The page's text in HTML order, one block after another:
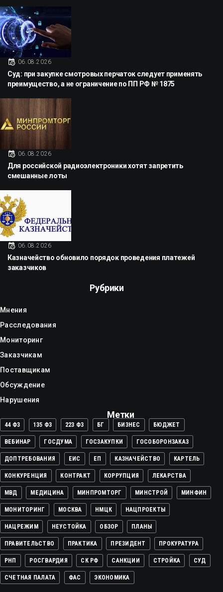
06.08.2026
Суд: при закупке смотровых перчаток следует применять
преимущество, а не ограничение по ПП РФ № 1875
06.08.2026
Для российской радиоэлектроники хотят запретить
смешанные лоты
06.08.2026
Казначейство обновило порядок проведения платежей
заказчиков
Рубрики
Мнения
Расследования
Мониторинг
Заказчикам
Поставщикам
Обсуждение
Нарушения
Метки
44 ФЗ 135 ФЗ 223 ФЗ БГ БИЗНЕС БЮДЖЕТ
ВЕБИНАР ГОСДУМА ГОСЗАКУПКИ ГОСОБОРОНЗАКАЗ
ДОПТРЕБОВАНИЯ ЕИС ЕП КАЗНАЧЕЙСТВО КАРТЕЛЬ
КОНКУРЕНЦИЯ КОНТРАКТ КОРРУПЦИЯ ЛЕКАРСТВА
МВД МЕДИЦИНА МИНПРОМТОРГ МИНСТРОЙ МИНФИН
МОНИТОРИНГ МОСКВА НМЦК НАЦПРОЕКТЫ
НАЦРЕЖИМ НЕУСТОЙКА ОБЗОР ПЛАНЫ
ПРАВИТЕЛЬСТВО ПРАКТИКА ПРЕЗИДЕНТ ПРОКУРАТУРА
РНП РОСГВАРДИЯ СК РФ САНКЦИИ СТРОЙКА СУД
СЧЕТНАЯ ПАЛАТА ФАС ЭКОНОМИКА